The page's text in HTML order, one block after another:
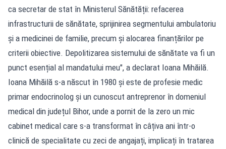
ca secretar de stat în Ministerul Sănătății: refacerea
infrastructurii de sănătate, sprijinirea segmentului ambulatoriu
și a medicinei de familie, precum și alocarea finanțărilor pe
criterii obiective. Depolitizarea sistemului de sănătate va fi un
punct esențial al mandatului meu", a declarat Ioana Mihăilă.
Ioana Mihăilă s-a născut în 1980 și este de profesie medic
primar endocrinolog și un cunoscut antreprenor în domeniul
medical din județul Bihor, unde a pornit de la zero un mic
cabinet medical care s-a transformat în câțiva ani într-o
clinică de specialitate cu zeci de angajați, implicați în tratarea